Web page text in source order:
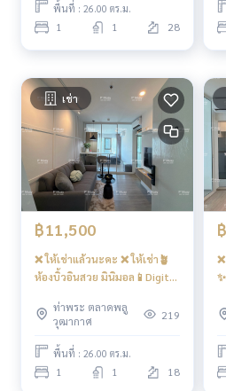
- ลิฟต์ ล็อคชั้น . P’Muay
081 829
- เจ้าหน้าที่รักษาความปลอดภัย 24 ชั่วโ
การเดินทางสะดวก
- รถไฟฟ้า BTS วุฒากาศ / BTS บาง
ายสีเขียว . P’Muay081 829 1074
- ติด ถ. ราชพฤกษ์ เป็นถนนสายหลัก
ฤกษ์ ราชพฤกษ์ บางแค เพชรเกษม กา
081 829 1074หรือ จะวิ่งเข้าเมืองไป
วก เพียง 10-15 นาที* . P’Muay
081
- ทางด่วนจะใช้ทางพิเศษเฉลิมมหาน
ม 3 ห่างจากรถไฟฟ้า BTS สถานีวุฒาก
P’Muay
081 829 1074
[Credit : Terra Bangkok.com]
#รีเจ้นท์โฮมวุฒากาศ
29 1074#regenthome
1074
#คอนโดติดรถไฟฟ้า #คอนโดใก
29 1074 #คอนโดติดbts #จุฬา #สยา
าศ #ตลาดพลู #สาทร . P’Muay
พื้นที่ : 26.00 ตร.ม.
1 1 28
เช่า
฿11,500
❌ ให้เช่าแล้วนะคะ ❌ ให้เช่า🪴
ห้องบิ้วอินสวย มินิมอล📱Digital
เจ้นท์โฮมวุฒากาศ
ท่าพระ ตลาดพลู
วุฒากาศ
219
พื้นที่ : 26.00 ตร.ม.
1 1 18